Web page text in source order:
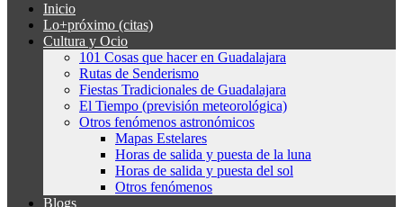
Inicio
Lo+próximo (citas)
Cultura y Ocio
101 Cosas que hacer en Guadalajara
Rutas de Senderismo
Fiestas Tradicionales de Guadalajara
El Tiempo (previsión meteorológica)
Otros fenómenos astronómicos
Mapas Estelares
Horas de salida y puesta de la luna
Horas de salida y puesta del sol
Otros fenómenos
Blogs